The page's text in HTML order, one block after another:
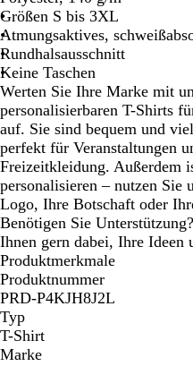
Größen S bis 3XL
Atmungsaktives,
Rundhalsausschnitt
Keine Taschen
Werten Sie Ihre Marke mit
personalisierbaren T-Shirts
auf. Sie sind bequem und
perfekt für Veranstaltungen
Freizeitkleidung. Außerdem
personalisieren – nutzen
Logo, Ihre Botschaft oder
Benötigen Sie
Ihnen gern dabei, Ihre Ideen
Produktmerkmale
Produktnummer
PRD-P4KJH8J2L
Typ
T-Shirt
Marke